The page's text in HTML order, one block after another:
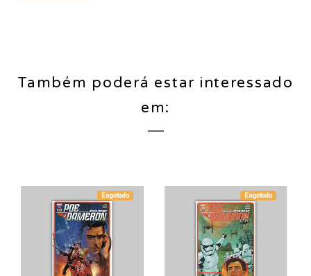
Também poderá estar interessado
em:
Esgotado Esgotado